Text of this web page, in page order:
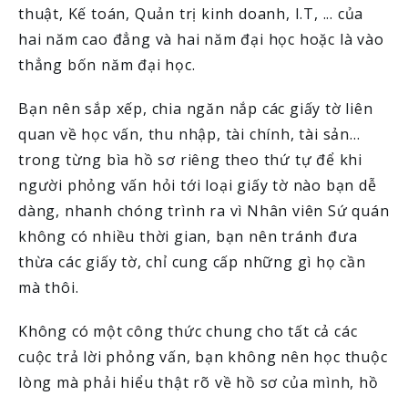
thuật, Kế toán, Quản trị kinh doanh, I.T, ... của
hai năm cao đẳng và hai năm đại học hoặc là vào
thẳng bốn năm đại học.
Bạn nên sắp xếp, chia ngăn nắp các giấy tờ liên
quan về học vấn, thu nhập, tài chính, tài sản…
trong từng bìa hồ sơ riêng theo thứ tự để khi
người phỏng vấn hỏi tới loại giấy tờ nào bạn dễ
dàng, nhanh chóng trình ra vì Nhân viên Sứ quán
không có nhiều thời gian, bạn nên tránh đưa
thừa các giấy tờ, chỉ cung cấp những gì họ cần
mà thôi.
Không có một công thức chung cho tất cả các
cuộc trả lời phỏng vấn, bạn không nên học thuộc
lòng mà phải hiểu thật rõ về hồ sơ của mình, hồ